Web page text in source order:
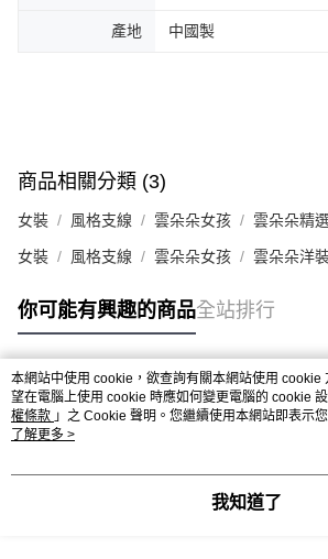
產地 中國製
商品相關分類 (3)
女裝 風格支線 雲朵朵女孩 雲朵朵精
女裝 風格支線 雲朵朵女孩 雲朵朵洋
你可能有興趣的商品全站排行
熱門標籤
本網站中使用 cookie，欲查詢有關本網站使用 cookie
望在電腦上使用 cookie 時應如何變更電腦的 cookie
權條款 」之 Cookie 聲明。您繼續使用本網站即表示
用條款之 Cookie 聲明使用 cookie。
了解更多 >
我知道了